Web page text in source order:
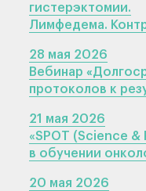
гистерэктомии.
Лимфедема.
28 мая 2026
Вебинар «
протоколов к
21 мая 2026
«SPOT (Science
в обучении
20 мая 2026